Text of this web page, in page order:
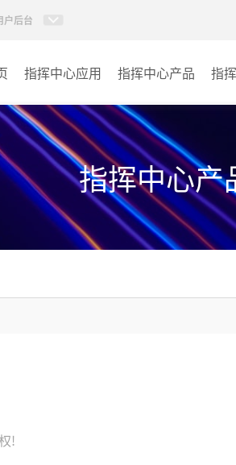
户后台
指挥中心应用 指挥中心产品
KVM坐席管理系统
AI智慧分布式系统
无感调度系统
AI指挥调度系统
指
指挥中心产
!